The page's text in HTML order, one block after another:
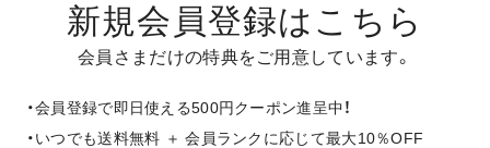
新規会員登録はこちら
会員さまだけの特典をご用意しています。
・会員登録で即日使える500円クーポン進呈中！
・いつでも送料無料 ＋ 会員ランクに応じて最大10％OFF